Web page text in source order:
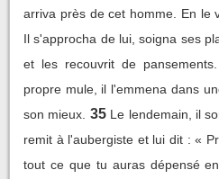
arriva près de cet homme. En le
Il s'approcha de lui, soigna ses
et les recouvrit de
propre mule, il l'emmena dans
son mieux. 35 Le lendemain, il
remit à l'aubergiste et lui dit : «
tout ce que tu auras dépensé